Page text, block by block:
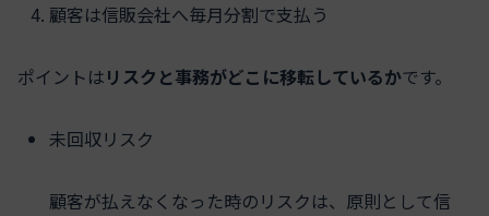
顧客は信販会社へ毎月分割で支払う
ポイントはリスクと事務がどこに移転しているかです。
未回収リスク
顧客が払えなくなった時のリスクは、原則として信